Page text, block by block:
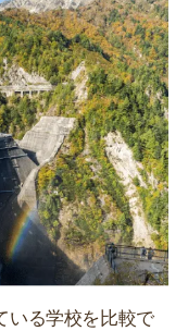
いる学校を比較で